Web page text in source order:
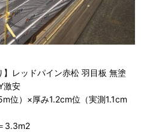
レッドパイン赤松 羽目板 無塗
激安
位）×厚み1.2cm位（実測1.1cm
3.3m2